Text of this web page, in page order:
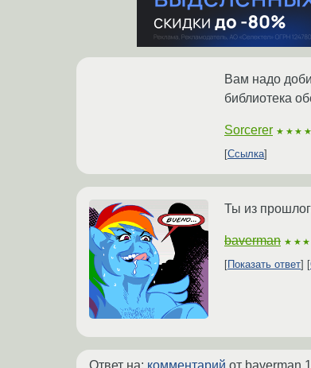
Вам надо
библиотека
Sorcerer
Ссылка
Ты из
baverman ★★★
Показать ответ